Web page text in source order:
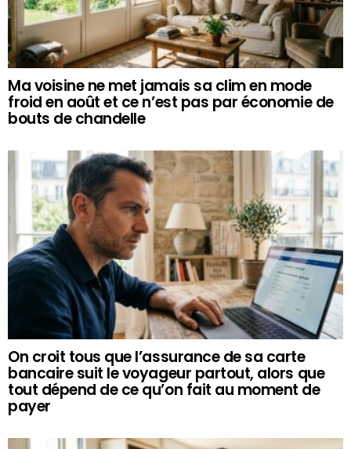
Ma voisine ne met jamais sa clim en mode
froid en août et ce n’est pas par économie de
bouts de chandelle
On croit tous que l’assurance de sa carte
bancaire suit le voyageur partout, alors que
tout dépend de ce qu’on fait au moment de
payer